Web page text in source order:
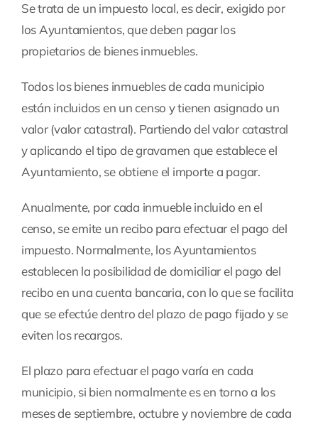
Se trata de un impuesto local, es decir, exigido por
los Ayuntamientos, que deben pagar los
propietarios de bienes inmuebles.
Todos los bienes inmuebles de cada municipio
están incluidos en un censo y tienen asignado un
valor (valor catastral). Partiendo del valor catastral
y aplicando el tipo de gravamen que establece el
Ayuntamiento, se obtiene el importe a pagar.
Anualmente, por cada inmueble incluido en el
censo, se emite un recibo para efectuar el pago del
impuesto. Normalmente, los Ayuntamientos
establecen la posibilidad de domiciliar el pago del
recibo en una cuenta bancaria, con lo que se facilita
que se efectúe dentro del plazo de pago fijado y se
eviten los recargos.
El plazo para efectuar el pago varía en cada
municipio, si bien normalmente es en torno a los
meses de septiembre, octubre y noviembre de cada